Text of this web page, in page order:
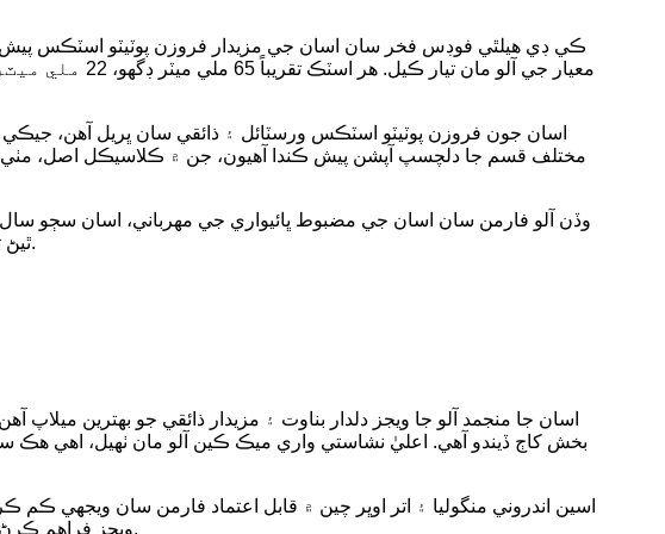
ڪي ڊي هيلٿي فوڊس فخر سان اسان جي مزيدار فروزن پوٽيٽو اسٽڪس پيش
اسان جون فروزن پوٽيٽو اسٽڪس ورسٽائل ۽ ذائقي سان ڀريل آهن، جيڪي
مختلف قسم جا دلچسپ آپشن پيش ڪندا آهيون، جن ۾ ڪلاسيڪل اصل، مٺي
وڏن آلو فارمن سان اسان جي مضبوط ڀائيواري جي مهرباني، اسان سڄو
ٿيڻ تائين فرائي يا بيڪ ڪريو - اسان جا فروزن پوٽيٽو اسٽڪس سهولت ۽ ذائقي کي گڏ ڪرڻ جو بهترين طريقو آهن.
بخش کاڄ ڏيندو آهي. اعليٰ نشاستي واري ميڪ ڪين آلو مان ٺهيل، اهي هڪ
اسين اندروني منگوليا ۽ اتر اوڀر چين ۾ قابل اعتماد فارمن سان ويجهي
ويجز فراهم ڪرڻ جي اجازت ڏئي ٿو جيڪي مصروف باورچی خانن ۽ کاڌي جي خدمت جي ڪاروبار جي گهرجن کي پورو ڪن ٿا.